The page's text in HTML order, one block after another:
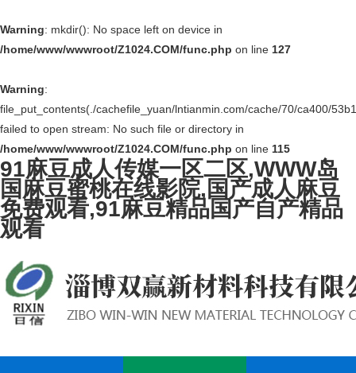
Warning: mkdir(): No space left on device in
/home/www/wwwroot/Z1024.COM/func.php on line 127
Warning:
file_put_contents(./cachefile_yuan/lntianmin.com/cache/70/ca400/
failed to open stream: No such file or directory in
/home/www/wwwroot/Z1024.COM/func.php on line 115
91麻豆成人传媒一区二区,WWW岛
国麻豆蜜桃在线影院,国产成人麻豆
免费观看,91麻豆精品国产自产精品
观看